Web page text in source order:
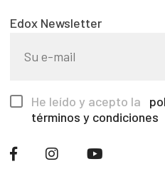
Edox Newsletter
He leído y acepto la
términos y condiciones